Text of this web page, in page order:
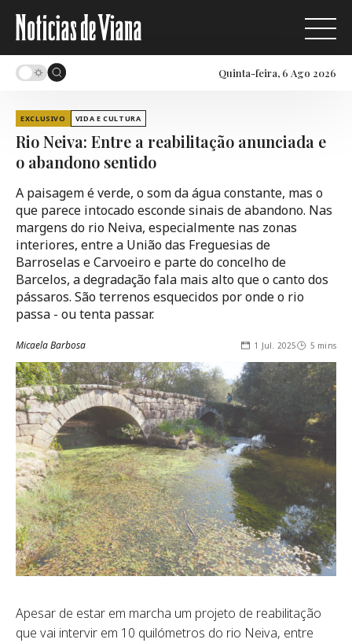
Quinta-feira, 6 Ago 2026
EXCLUSIVO VIDA E CULTURA
Rio Neiva: Entre a reabilitação anunciada e
o abandono sentido
A paisagem é verde, o som da água constante, mas o
que parece intocado esconde sinais de abandono. Nas
margens do rio Neiva, especialmente nas zonas
interiores, entre a União das Freguesias de
Barroselas e Carvoeiro e parte do concelho de
Barcelos, a degradação fala mais alto que o canto dos
pássaros. São terrenos esquecidos por onde o rio
passa - ou tenta passar.
Micaela Barbosa 1 Jul. 2025 5 mins
Apesar de estar em marcha um projeto de reabilitação
que vai intervir em 10 quilómetros do rio Neiva, entre